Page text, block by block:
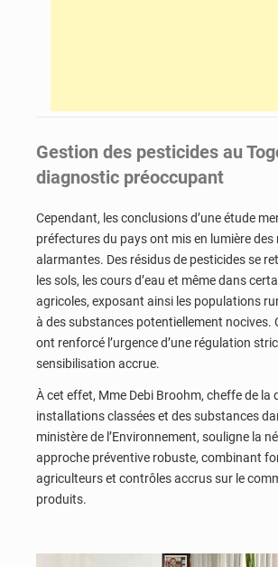
Gestion des pesticides au
diagnostic préoccupant
Cependant, les conclusions d’une étude
préfectures du pays ont mis en lumière des
alarmantes. Des résidus de pesticides se
les sols, les cours d’eau et même dans
agricoles, exposant ainsi les populations
à des substances potentiellement nocives.
ont renforcé l’urgence d’une régulation
sensibilisation accrue.
À cet effet, Mme Debi Broohm, cheffe de la
installations classées et des substances
ministère de l’Environnement, souligne la
approche préventive robuste, combinant
agriculteurs et contrôles accrus sur le
produits.